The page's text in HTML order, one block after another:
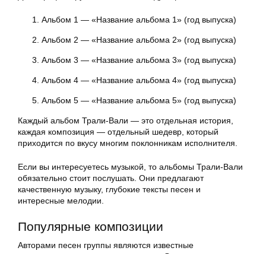
Альбом 1 — «Название альбома 1» (год выпуска)
Альбом 2 — «Название альбома 2» (год выпуска)
Альбом 3 — «Название альбома 3» (год выпуска)
Альбом 4 — «Название альбома 4» (год выпуска)
Альбом 5 — «Название альбома 5» (год выпуска)
Каждый альбом Трали-Вали — это отдельная история,
каждая композиция — отдельный шедевр, который
приходится по вкусу многим поклонникам исполнителя.
Если вы интересуетесь музыкой, то альбомы Трали-Вали
обязательно стоит послушать. Они предлагают
качественную музыку, глубокие тексты песен и
интересные мелодии.
Популярные композиции
Авторами песен группы являются известные